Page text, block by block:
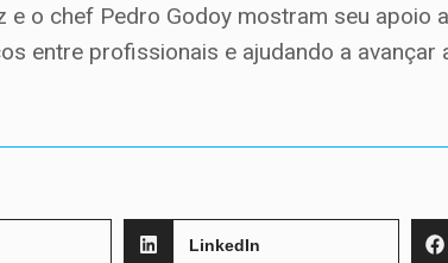
e o chef Pedro Godoy mostram seu apoio
entre profissionais e ajudando a avançar
LinkedIn